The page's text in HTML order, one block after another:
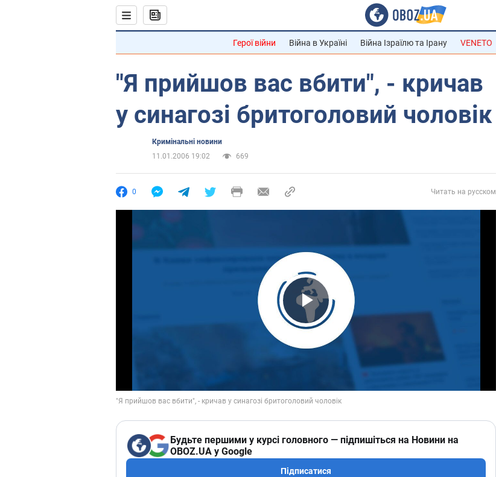
Герої війни Війна в Україні Війна Ізраїлю та Ірану VENETO
"Я прийшов вас вбити", - кричав
у синагозі бритоголовий чоловік
Кримінальні новини
11.01.2006 19:02
669
0 Читать на русском
Play Video
Будьте першими у курсі головного — підпишіться на Новини на
OBOZ.UA у Google
Підписатися